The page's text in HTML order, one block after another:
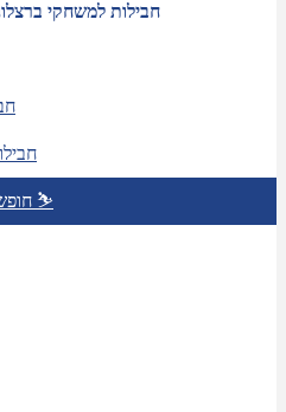
חבילות למשחקי
חופשות סקי ⛷️